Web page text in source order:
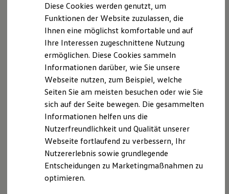
Für Privatkunden
Für Gewerbekunden
Leasing
Für Privatkunden
Für Gewerbekunden
Versicherungen & Garantien
Garantien
Kfz-Versicherung für Nutzfahrzeuge
Restschuldversicherung
Wartungsverträge
Besitzer & Service
Reparatur & Service
Sommer-Special
Reparatur, Pflege & Inspektion
Servicetermin anfragen
Service-Vorteile bei Volkswagen Nutzfahrzeuge
ServicePlus
Economy Service
Räder & Reifen Service
Ersatzfahrzeuge
Max-Planck-Straße 3 | 28816 Stuhr
Telefon: +49 421 56540 0
Telefax: +49 421 56540 730
E-Mail:stuhr@autohaus-brandt.com
Sitz: Stuhr
HRB: 110450, Amtsgericht Walsrode
USt.-Id-Nr.: DE811498347
Geschäftsführer: Günter von Ahsen, Bernd Bielefeld,
Thomas Armbrecht
Nordmobile GmbH
Im Bruch 16 | 28844 Weyhe
Telefon: +49 4203 79079 0
Telefax: +49 4203 79079 716
E-Mail: weyhe(at)autohaus-brandt.com
Diese Cookies werden genutzt, um
Funktionen der Website zuzulassen, die
Ihnen eine möglichst komfortable und auf
Ihre Interessen zugeschnittene Nutzung
ermöglichen. Diese Cookies sammeln
Informationen darüber, wie Sie unsere
Webseite nutzen, zum Beispiel, welche
Seiten Sie am meisten besuchen oder wie Sie
sich auf der Seite bewegen. Die gesammelten
Informationen helfen uns die
Nutzerfreundlichkeit und Qualität unserer
Webseite fortlaufend zu verbessern, Ihr
Nutzererlebnis sowie grundlegende
Entscheidungen zu Marketingmaßnahmen zu
optimieren.